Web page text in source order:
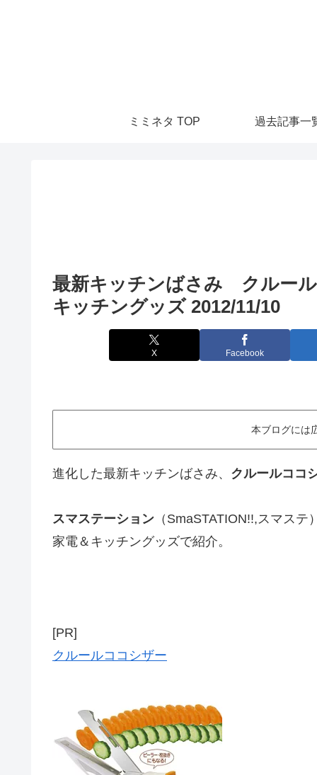
ミミネタ TOP 過去記事一
最新キッチンばさみ クルー
キッチングッズ 2012/11/10
X Facebook
本ブログには
進化した最新キッチンばさみ、 クルールココ
スマステーション （SmaSTATION!!,スマス
家電＆キッチングッズで紹介。
[PR]
クルールココシザー